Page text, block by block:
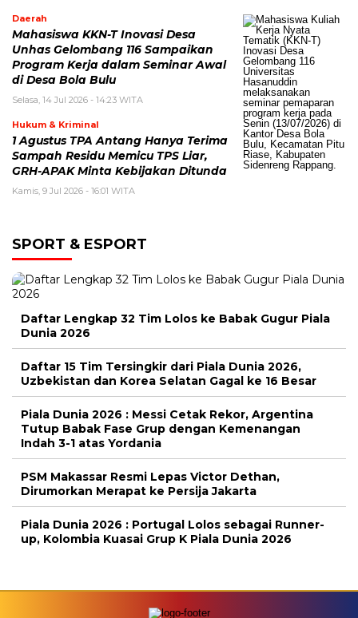
Daerah
Mahasiswa KKN-T Inovasi Desa
Unhas Gelombang 116 Sampaikan
Program Kerja dalam Seminar Awal
di Desa Bola Bulu
Selasa, 14 Jul 2026 - 14:23 WITA
Hukum & Kriminal
1 Agustus TPA Antang Hanya Terima
Sampah Residu Memicu TPS Liar,
GRH-APAK Minta Kebijakan Ditunda
Kamis, 9 Jul 2026 - 16:01 WITA
SPORT & ESPORT
Daftar Lengkap 32 Tim Lolos ke Babak Gugur Piala
Dunia 2026
Daftar 15 Tim Tersingkir dari Piala Dunia 2026,
Uzbekistan dan Korea Selatan Gagal ke 16 Besar
Piala Dunia 2026 : Messi Cetak Rekor, Argentina
Tutup Babak Fase Grup dengan Kemenangan
Indah 3-1 atas Yordania
PSM Makassar Resmi Lepas Victor Dethan,
Dirumorkan Merapat ke Persija Jakarta
Piala Dunia 2026 : Portugal Lolos sebagai Runner-
up, Kolombia Kuasai Grup K Piala Dunia 2026